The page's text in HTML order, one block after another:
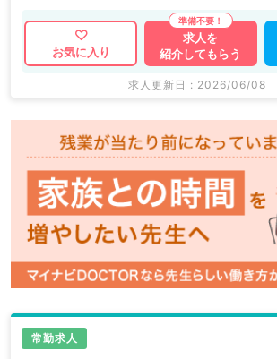
お気に入り
求人を
紹介してもらう
求人更新日 : 2026/06/08
常勤求人